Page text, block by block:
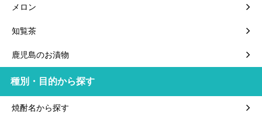
メロン
知覧茶
鹿児島のお漬物
種別・目的から探す
焼酎名から探す